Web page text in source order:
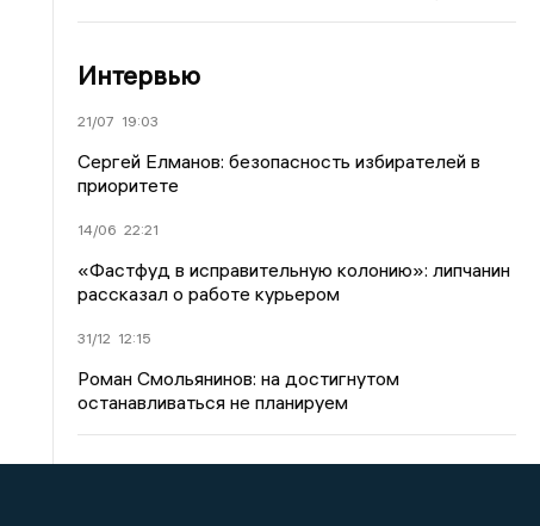
Интервью
21/07 19:03
Сергей Елманов: безопасность избирателей в
приоритете
14/06 22:21
«Фастфуд в исправительную колонию»: липчанин
рассказал о работе курьером
31/12 12:15
Роман Смольянинов: на достигнутом
останавливаться не планируем